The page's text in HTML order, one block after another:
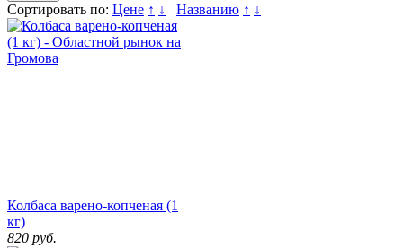
Сортировать по: Цене ↑ ↓ Названию ↑ ↓
Колбаса варено-копченая (1
кг)
820 руб.